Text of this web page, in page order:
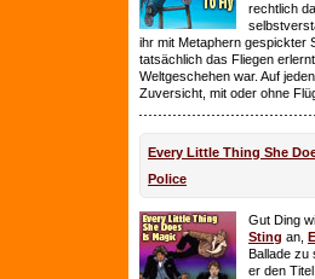
rechtlich
ihr mit Metaphern gespickter
tatsächlich das Fliegen
Weltgeschehen war. Auf
Zuversicht, mit oder ohne
Every Little Thing She
Police
Gut Ding
Sting an,
Ballade zu
er den